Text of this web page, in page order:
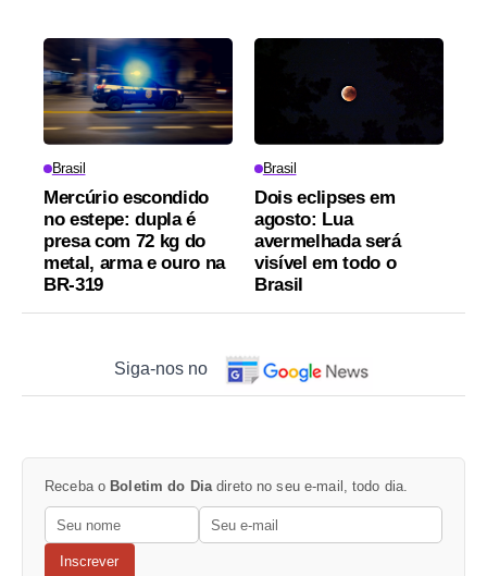
Brasil
Mercúrio escondido
no estepe: dupla é
presa com 72 kg do
metal, arma e ouro na
BR-319
Brasil
Dois eclipses em
agosto: Lua
avermelhada será
visível em todo o
Brasil
Siga-nos no
Receba o Boletim do Dia direto no seu e-mail, todo dia.
Inscrever